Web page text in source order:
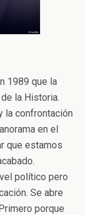
1989 que la
la Historia.
la confrontación
en el
que estamos
político pero
Se abre
porque